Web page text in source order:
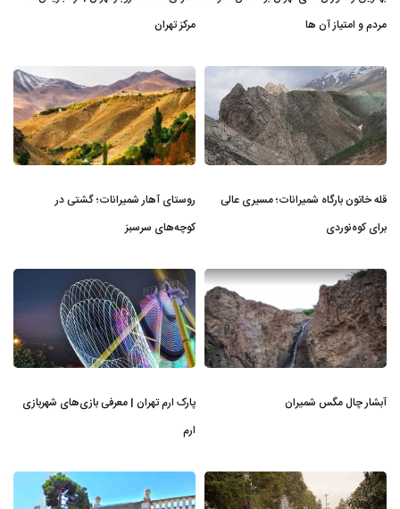
مردم و امتیاز آن ها
مرکز تهران
قله خاتون بارگاه شمیرانات؛ مسیری عالی
برای کوه‌نوردی
روستای آهار شمیرانات؛ گشتی در
کوچه‌های سرسبز
آبشار چال مگس شمیران
پارک ارم تهران | معرفی بازی‌های شهربازی
ارم